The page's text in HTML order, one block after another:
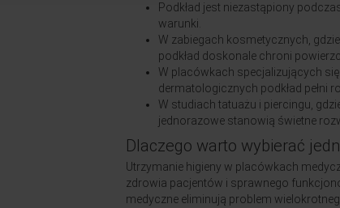
Podkład jest niezastąpiony
warunki.
W zabiegach kosmetycznych,
podkład doskonale chroni
W placówkach specjalizujących
dermatologicznych podkład pełni
W studiach tatuażu i piercingu,
jednorazowe stanowią świetne
Dlaczego warto wybierać
Utrzymanie higieny w placówkach
zdrowia pacjentów i sprawnego
medyczne eliminują problem